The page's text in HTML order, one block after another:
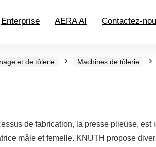
Enterprise AERA AI Contactez-
et de tôlerie Machines de tôlerie
de fabrication, la presse plieuse,
mâle et femelle. KNUTH propose